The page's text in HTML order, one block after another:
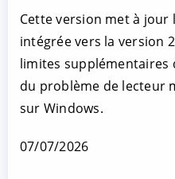
Cette version met à jour
intégrée vers la version
limites
du problème de lecteur
sur Windows.
07/07/2026